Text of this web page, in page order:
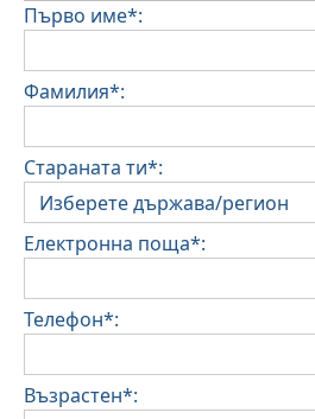
Първо име*:
Фамилия*:
Стараната ти*:
Електронна поща*:
Телефон*:
Възрастен*: